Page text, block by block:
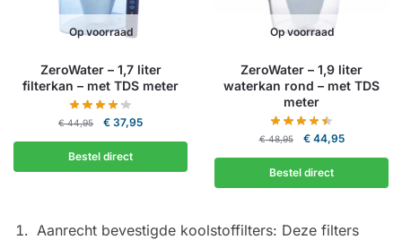
Op voorraad
ZeroWater – 1,7 liter
filterkan – met TDS meter
€44,95
Oorspronkelijke
was:
€ 44,95.
€ 37,95Huidige
€ 37,95.
Bestel direct
Op voorraad
ZeroWater – 1,9 liter
waterkan rond – met TDS
meter
€48,95
Oorspronkelijke
was:
€ 48,95.
€44,95Huidige
€ 44,95.
Bestel direct
Aanrecht bevestigde koolstoffilters: Deze filters